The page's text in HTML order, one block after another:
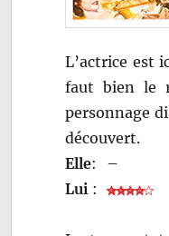
L’actrice est
faut bien le
personnage
découvert.
Elle:
–
Lui :